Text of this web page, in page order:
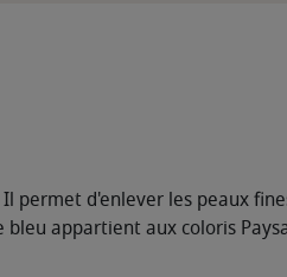
d'enlever les peaux
appartient aux coloris